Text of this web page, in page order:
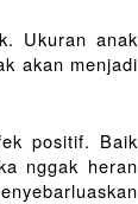
Ukuran anak
akan menjadi
positif. Baik
nggak heran